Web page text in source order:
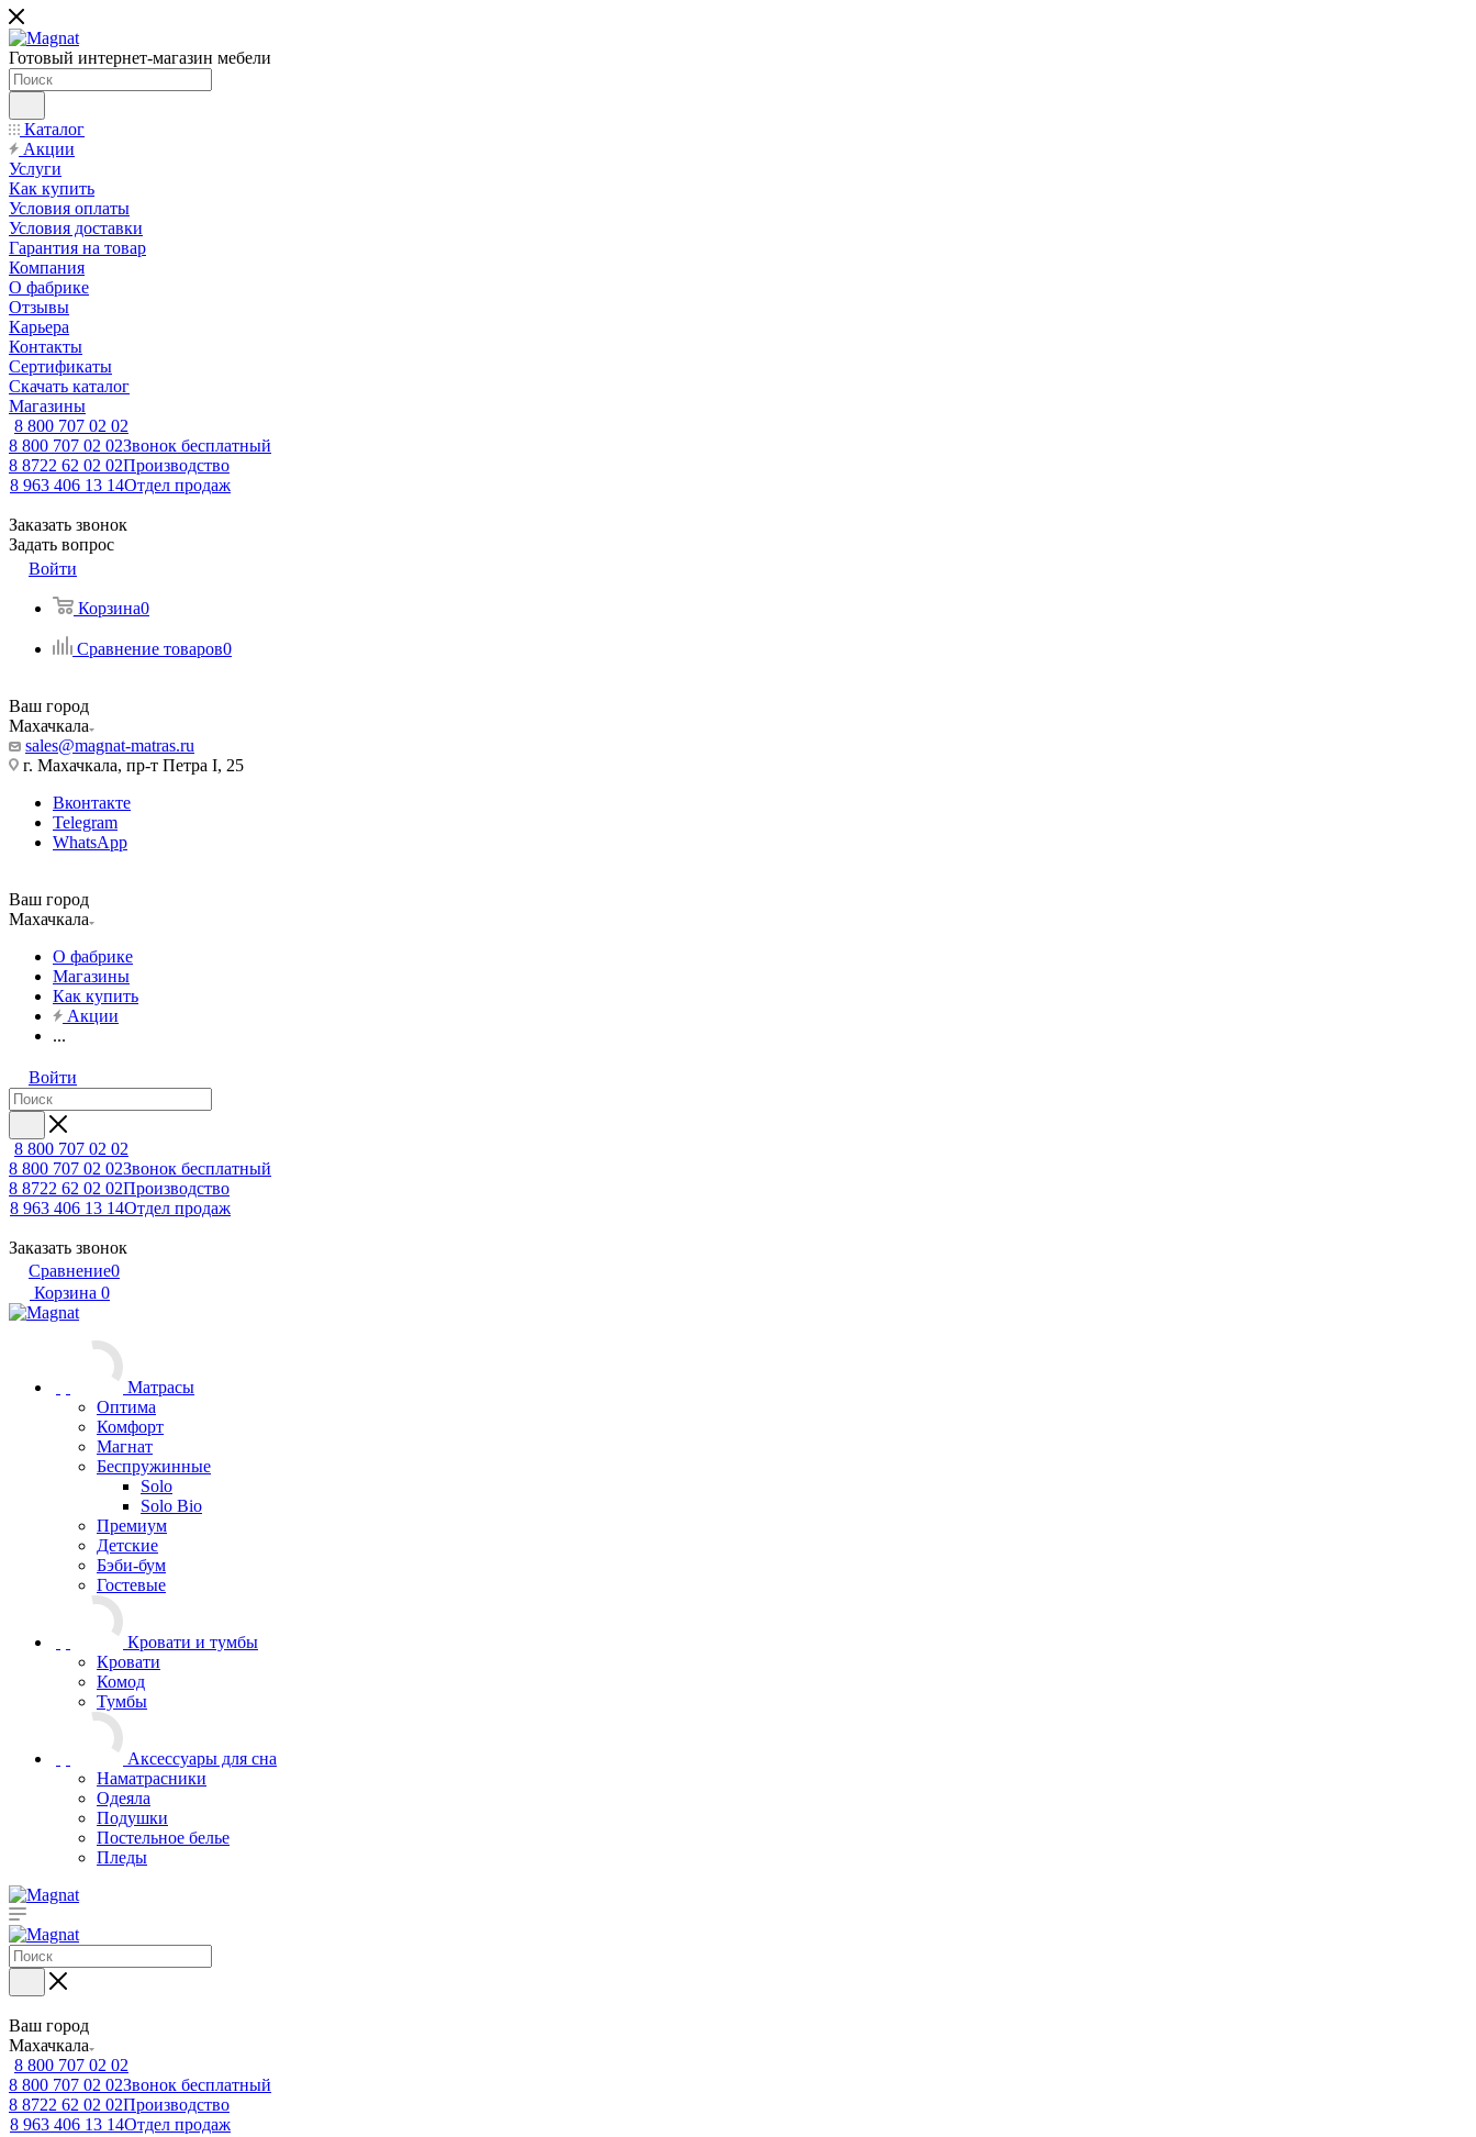
Готовый интернет-магазин мебели
Каталог
Акции
Услуги
Как купить
Условия оплаты
Условия доставки
Гарантия на товар
Компания
О фабрике
Отзывы
Карьера
Контакты
Сертификаты
Скачать каталог
Магазины
8 800 707 02 02
8 800 707 02 02Звонок бесплатный
8 8722 62 02 02Производство
8 963 406 13 14Отдел продаж
Заказать звонок
Задать вопрос
Войти
Корзина0
Сравнение товаров0
Ваш город
Махачкала
sales@magnat-matras.ru
г. Махачкала, пр-т Петра I, 25
Вконтакте
Telegram
WhatsApp
Ваш город
Махачкала
О фабрике
Магазины
Как купить
Акции
...
Войти
8 800 707 02 02
8 800 707 02 02Звонок бесплатный
8 8722 62 02 02Производство
8 963 406 13 14Отдел продаж
Заказать звонок
Сравнение0
Корзина 0
Матрасы
Оптима
Комфорт
Магнат
Беспружинные
Solo
Solo Bio
Премиум
Детские
Бэби-бум
Гостевые
Кровати и тумбы
Кровати
Комод
Тумбы
Аксессуары для сна
Наматрасники
Одеяла
Подушки
Постельное белье
Пледы
Ваш город
Махачкала
8 800 707 02 02
8 800 707 02 02Звонок бесплатный
8 8722 62 02 02Производство
8 963 406 13 14Отдел продаж